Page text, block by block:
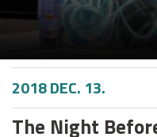
2018 DEC. 13.
The Night